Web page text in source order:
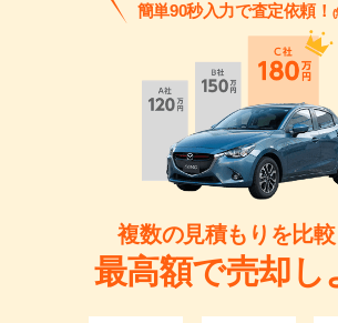
簡単90秒入力で査定依頼！ (
複数の見積もりを比
最高額で売却し